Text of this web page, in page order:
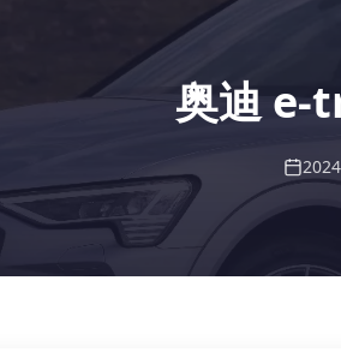
奥迪 e-